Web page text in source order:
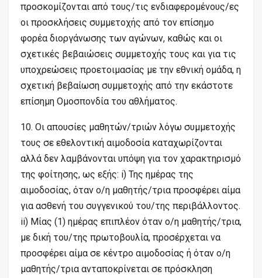
προσκομίζονται από τους/τις ενδιαφερομένους/ες
οι προσκλήσεις συμμετοχής από τον επίσημο
φορέα διοργάνωσης των αγώνων, καθώς και οι
σχετικές βεβαιώσεις συμμετοχής τους και για τις
υποχρεώσεις προετοιμασίας με την εθνική ομάδα, η
σχετική βεβαίωση συμμετοχής από την εκάστοτε
επίσημη Ομοσπονδία του αθλήματος.
10. Οι απουσίες μαθητών/τριών λόγω συμμετοχής
τους σε εθελοντική αιμοδοσία καταχωρίζονται
αλλά δεν λαμβάνονται υπόψη για τον χαρακτηρισμό
της φοίτησης, ως εξής: i) Της ημέρας της
αιμοδοσίας, όταν ο/η μαθητής/τρια προσφέρει αίμα
για ασθενή του συγγενικού του/της περιβάλλοντος.
ii) Μίας (1) ημέρας επιπλέον όταν ο/η μαθητής/τρια,
με δική του/της πρωτοβουλία, προσέρχεται να
προσφέρει αίμα σε κέντρο αιμοδοσίας ή όταν ο/η
μαθητής/τρια ανταποκρίνεται σε πρόσκληση